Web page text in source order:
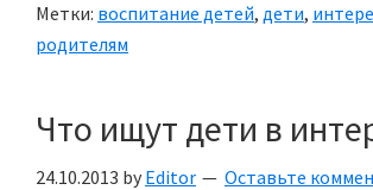
Метки: воспитание детей, дети,
родителям
Что ищут дети в
24.10.2013 by Editor Оставьте